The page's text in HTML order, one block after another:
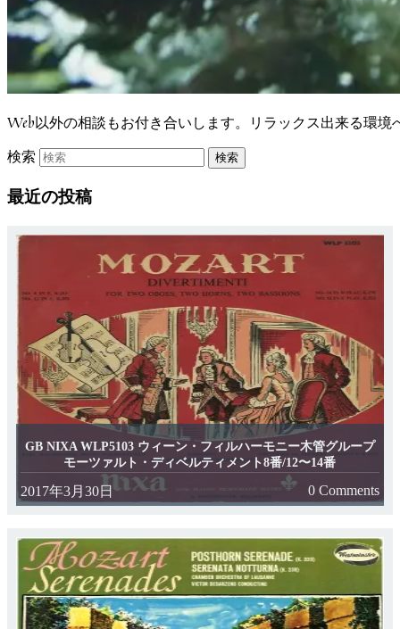
Web以外の相談もお付き合いします。リラックス出来る環
検索
最近の投稿
GB NIXA WLP5103 ウィーン・フィルハーモニー木管グループ
モーツァルト・ディベルティメント8番/12〜14番
2017年3月30日 0 Comments